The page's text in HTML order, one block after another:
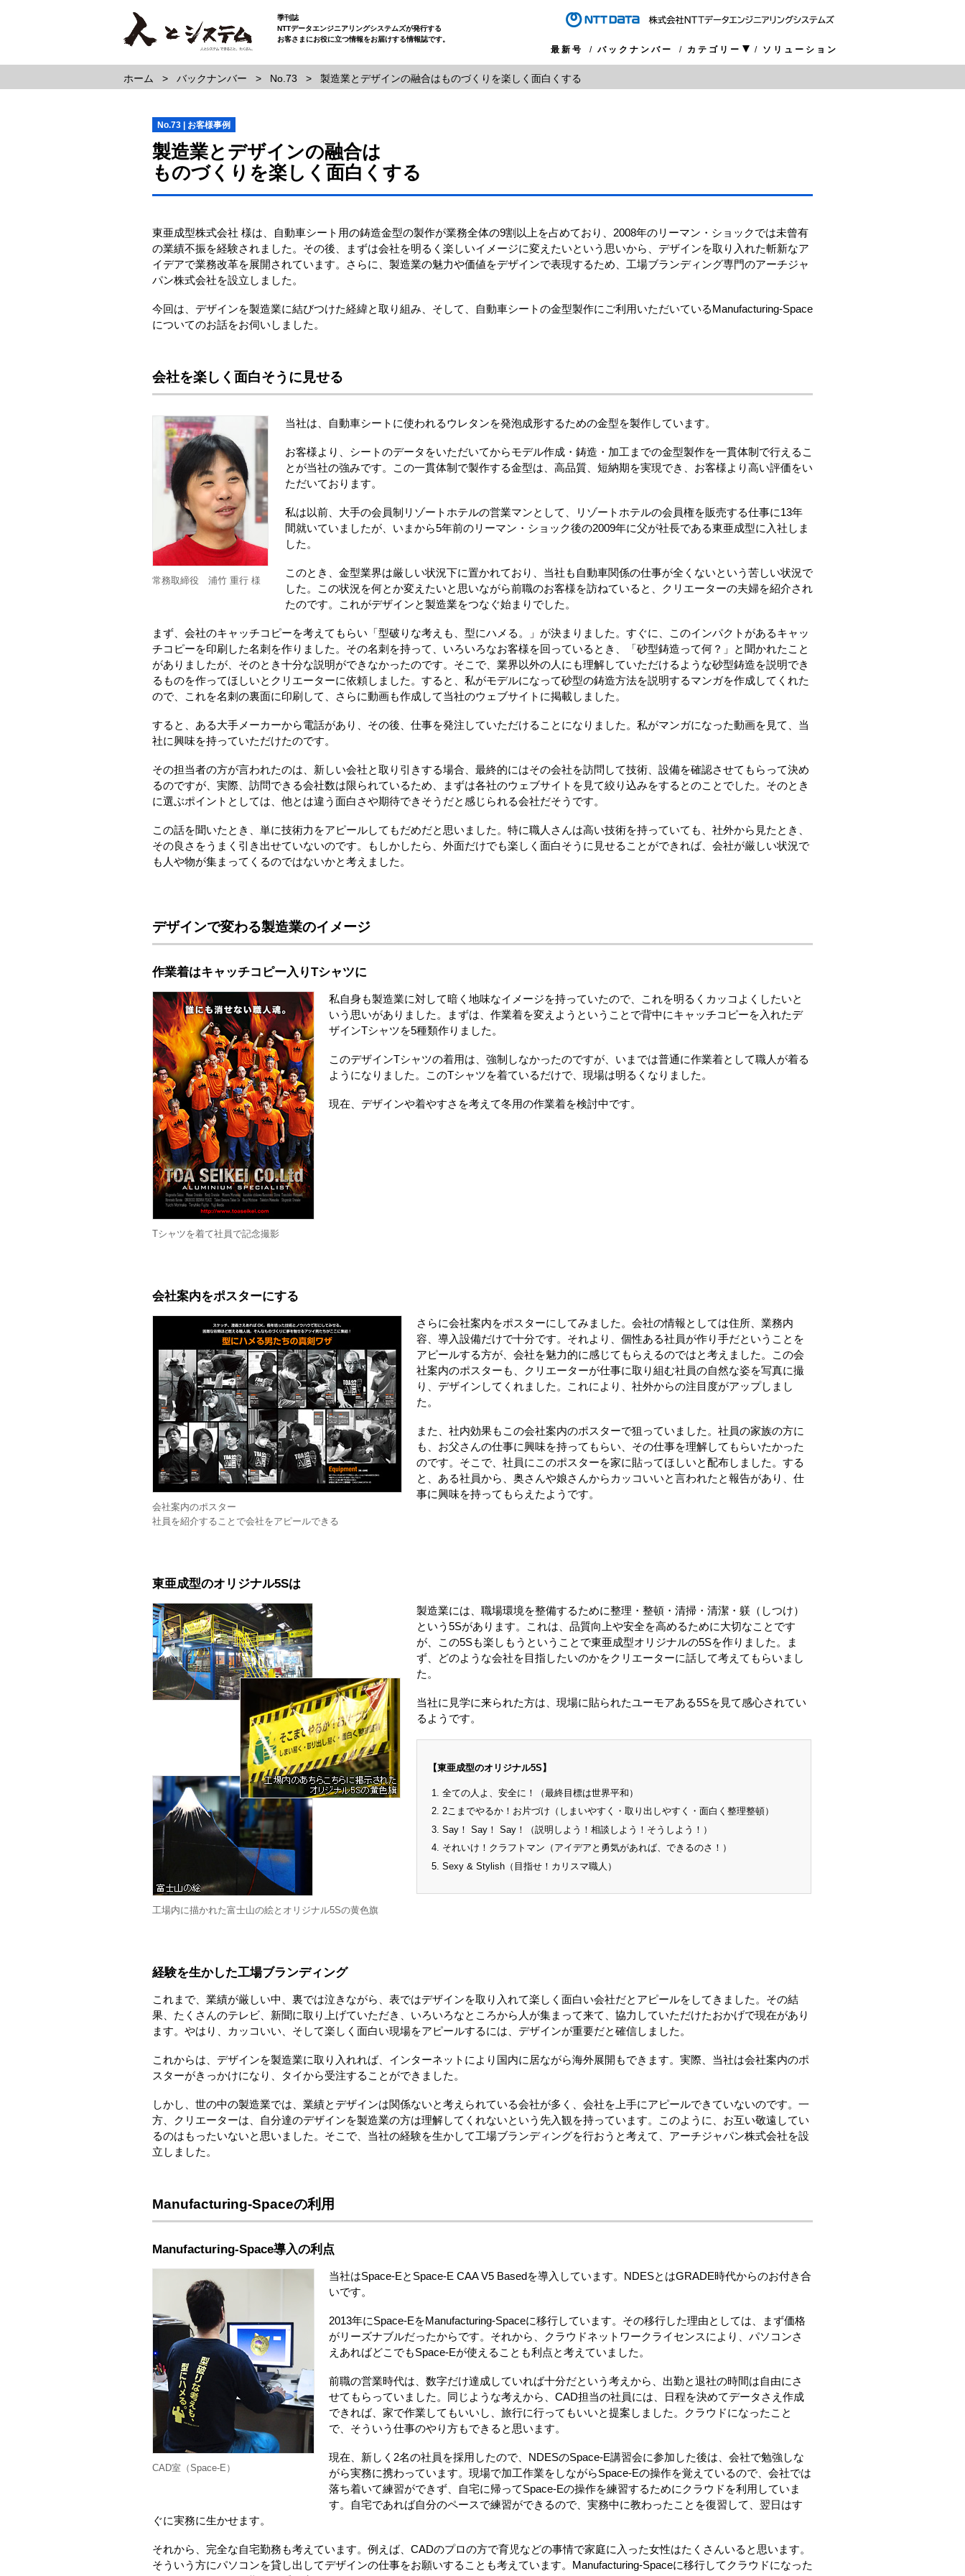
季刊誌
NTTデータエンジニアリングシステムズが発行する
お客さまにお役に立つ情報をお届けする情報誌です。
最新号 バックナンバー カテゴリー ソリューション
ホーム バックナンバー No.73 製造業とデザインの融合はものづくりを楽しく面白くする
No.73 | お客様事例
製造業とデザインの融合は
ものづくりを楽しく面白くする
東亜成型株式会社 様は、自動車シート用の鋳造金型の製作が業務全体の9割以上を占めており、2008年のリーマン・ショックでは未曾有
の業績不振を経験されました。その後、まずは会社を明るく楽しいイメージに変えたいという思いから、デザインを取り入れた斬新なア
イデアで業務改革を展開されています。さらに、製造業の魅力や価値をデザインで表現するため、工場ブランディング専門のアーチジャ
パン株式会社を設立しました。
今回は、デザインを製造業に結びつけた経緯と取り組み、そして、自動車シートの金型製作にご利用いただいているManufacturing-Space
についてのお話をお伺いしました。
会社を楽しく面白そうに見せる
常務取締役 浦竹 重行 様
当社は、自動車シートに使われるウレタンを発泡成形するための金型を製作しています。
お客様より、シートのデータをいただいてからモデル作成・鋳造・加工までの金型製作を一貫体制で行えるこ
とが当社の強みです。この一貫体制で製作する金型は、高品質、短納期を実現でき、お客様より高い評価をい
ただいております。
私は以前、大手の会員制リゾートホテルの営業マンとして、リゾートホテルの会員権を販売する仕事に13年
間就いていましたが、いまから5年前のリーマン・ショック後の2009年に父が社長である東亜成型に入社しま
した。
このとき、金型業界は厳しい状況下に置かれており、当社も自動車関係の仕事が全くないという苦しい状況で
した。この状況を何とか変えたいと思いながら前職のお客様を訪ねていると、クリエーターの夫婦を紹介され
たのです。これがデザインと製造業をつなぐ始まりでした。
まず、会社のキャッチコピーを考えてもらい「型破りな考えも、型にハメる。」が決まりました。すぐに、このインパクトがあるキャッ
チコピーを印刷した名刺を作りました。その名刺を持って、いろいろなお客様を回っているとき、「砂型鋳造って何？」と聞かれたこと
がありましたが、そのとき十分な説明ができなかったのです。そこで、業界以外の人にも理解していただけるような砂型鋳造を説明でき
るものを作ってほしいとクリエーターに依頼しました。すると、私がモデルになって砂型の鋳造方法を説明するマンガを作成してくれた
ので、これを名刺の裏面に印刷して、さらに動画も作成して当社のウェブサイトに掲載しました。
すると、ある大手メーカーから電話があり、その後、仕事を発注していただけることになりました。私がマンガになった動画を見て、当
社に興味を持っていただけたのです。
その担当者の方が言われたのは、新しい会社と取り引きする場合、最終的にはその会社を訪問して技術、設備を確認させてもらって決め
るのですが、実際、訪問できる会社数は限られているため、まずは各社のウェブサイトを見て絞り込みをするとのことでした。そのとき
に選ぶポイントとしては、他とは違う面白さや期待できそうだと感じられる会社だそうです。
この話を聞いたとき、単に技術力をアピールしてもだめだと思いました。特に職人さんは高い技術を持っていても、社外から見たとき、
その良さをうまく引き出せていないのです。もしかしたら、外面だけでも楽しく面白そうに見せることができれば、会社が厳しい状況で
も人や物が集まってくるのではないかと考えました。
デザインで変わる製造業のイメージ
作業着はキャッチコピー入りTシャツに
Tシャツを着て社員で記念撮影
私自身も製造業に対して暗く地味なイメージを持っていたので、これを明るくカッコよくしたいと
いう思いがありました。まずは、作業着を変えようということで背中にキャッチコピーを入れたデ
ザインTシャツを5種類作りました。
このデザインTシャツの着用は、強制しなかったのですが、いまでは普通に作業着として職人が着る
ようになりました。このTシャツを着ているだけで、現場は明るくなりました。
現在、デザインや着やすさを考えて冬用の作業着を検討中です。
会社案内をポスターにする
会社案内のポスター
社員を紹介することで会社をアピールできる
さらに会社案内をポスターにしてみました。会社の情報としては住所、業務内
容、導入設備だけで十分です。それより、個性ある社員が作り手だということを
アピールする方が、会社を魅力的に感じてもらえるのではと考えました。この会
社案内のポスターも、クリエーターが仕事に取り組む社員の自然な姿を写真に撮
り、デザインしてくれました。これにより、社外からの注目度がアップしまし
た。
また、社内効果もこの会社案内のポスターで狙っていました。社員の家族の方に
も、お父さんの仕事に興味を持ってもらい、その仕事を理解してもらいたかった
のです。そこで、社員にこのポスターを家に貼ってほしいと配布しました。する
と、ある社員から、奥さんや娘さんからカッコいいと言われたと報告があり、仕
事に興味を持ってもらえたようです。
東亜成型のオリジナル5Sは
工場内に描かれた富士山の絵とオリジナル5Sの黄色旗
製造業には、職場環境を整備するために整理・整頓・清掃・清潔・躾（しつけ）
という5Sがあります。これは、品質向上や安全を高めるために大切なことです
が、この5Sも楽しもうということで東亜成型オリジナルの5Sを作りました。ま
ず、どのような会社を目指したいのかをクリエーターに話して考えてもらいまし
た。
当社に見学に来られた方は、現場に貼られたユーモアある5Sを見て感心されてい
るようです。
【東亜成型のオリジナル5S】
全ての人よ、安全に！（最終目標は世界平和）
2こまでやるか！お片づけ（しまいやすく・取り出しやすく・面白く整理整頓）
Say！ Say！ Say！（説明しよう！相談しよう！そうしよう！）
それいけ！クラフトマン（アイデアと勇気があれば、できるのさ！）
Sexy & Stylish（目指せ！カリスマ職人）
経験を生かした工場ブランディング
これまで、業績が厳しい中、裏では泣きながら、表ではデザインを取り入れて楽しく面白い会社だとアピールをしてきました。その結
果、たくさんのテレビ、新聞に取り上げていただき、いろいろなところから人が集まって来て、協力していただけたおかげで現在があり
ます。やはり、カッコいい、そして楽しく面白い現場をアピールするには、デザインが重要だと確信しました。
これからは、デザインを製造業に取り入れれば、インターネットにより国内に居ながら海外展開もできます。実際、当社は会社案内のポ
スターがきっかけになり、タイから受注することができました。
しかし、世の中の製造業では、業績とデザインは関係ないと考えられている会社が多く、会社を上手にアピールできていないのです。一
方、クリエーターは、自分達のデザインを製造業の方は理解してくれないという先入観を持っています。このように、お互い敬遠してい
るのはもったいないと思いました。そこで、当社の経験を生かして工場ブランディングを行おうと考えて、アーチジャパン株式会社を設
立しました。
Manufacturing-Spaceの利用
Manufacturing-Space導入の利点
CAD室（Space-E）
当社はSpace-EとSpace-E CAA V5 Basedを導入しています。NDESとはGRADE時代からのお付き合
いです。
2013年にSpace-EをManufacturing-Spaceに移行しています。その移行した理由としては、まず価格
がリーズナブルだったからです。それから、クラウドネットワークライセンスにより、パソコンさ
えあればどこでもSpace-Eが使えることも利点と考えていました。
前職の営業時代は、数字だけ達成していれば十分だという考えから、出勤と退社の時間は自由にさ
せてもらっていました。同じような考えから、CAD担当の社員には、日程を決めてデータさえ作成
できれば、家で作業してもいいし、旅行に行ってもいいと提案しました。クラウドになったこと
で、そういう仕事のやり方もできると思います。
現在、新しく2名の社員を採用したので、NDESのSpace-E講習会に参加した後は、会社で勉強しな
がら実務に携わっています。現場で加工作業をしながらSpace-Eの操作を覚えているので、会社では
落ち着いて練習ができず、自宅に帰ってSpace-Eの操作を練習するためにクラウドを利用していま
す。自宅であれば自分のペースで練習ができるので、実務中に教わったことを復習して、翌日はす
ぐに実務に生かせます。
それから、完全な自宅勤務も考えています。例えば、CADのプロの方で育児などの事情で家庭に入った女性はたくさんいると思います。
そういう方にパソコンを貸し出してデザインの仕事をお願いすることも考えています。Manufacturing-Spaceに移行してクラウドになった